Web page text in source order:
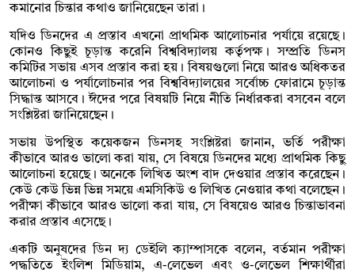
কমানোর চিন্তার কথাও জানিয়েছেন তারা।
যদিও ডিনদের এ প্রস্তাব এখনো প্রাথমিক আলোচনার পর্যায়ে রয়েছে।
কোনও কিছুই চূড়ান্ত করেনি বিশ্ববিদ্যালয় কর্তৃপক্ষ। সম্প্রতি ডিনস
কমিটির সভায় এসব প্রস্তাব করা হয়। বিষয়গুলো নিয়ে আরও অধিকতর
আলোচনা ও পর্যালোচনার পর বিশ্ববিদ্যালয়ের সর্বোচ্চ ফোরামে চূড়ান্ত
সিদ্ধান্ত আসবে। ঈদের পরে বিষয়টি নিয়ে নীতি নির্ধারকরা বসবেন বলে
সংশ্লিষ্টরা জানিয়েছেন।
সভায় উপস্থিত কয়েকজন ডিনসহ সংশ্লিষ্টরা জানান, ভর্তি পরীক্ষা
কীভাবে আরও ভালো করা যায়, সে বিষয়ে ডিনদের মধ্যে প্রাথমিক কিছু
আলোচনা হয়েছে। অনেকে লিখিত অংশ বাদ দেওয়ার প্রস্তাব করেছেন।
কেউ কেউ ভিন্ন ভিন্ন সময়ে এমসিকিউ ও লিখিত নেওয়ার কথা বলেছেন।
পরীক্ষা কীভাবে আরও ভালো করা যায়, সে বিষয়েও আরও চিন্তাভাবনা
করার প্রস্তাব এসেছে।
একটি অনুষদের ডিন দ্য ডেইলি ক্যাম্পাসকে বলেন, বর্তমান পরীক্ষা
পদ্ধতিতে ইংলিশ মিডিয়াম, এ-লেভেল এবং ও-লেভেল শিক্ষার্থীরা